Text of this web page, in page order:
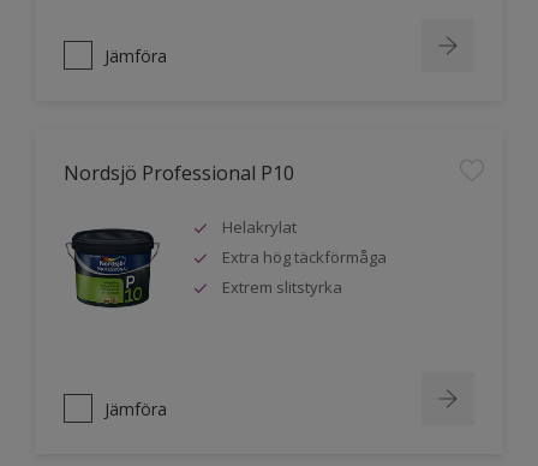
Jämföra
Nordsjö Professional P10
Helakrylat
Extra hög täckförmåga
Extrem slitstyrka
Jämföra